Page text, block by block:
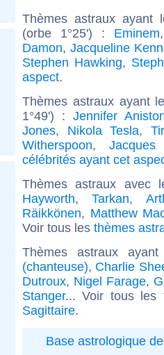
Thèmes astraux ayant
(orbe 1°25') : Eminem
Damon, Jacqueline
Stephen Hawking,
aspect.
Thèmes astraux ayant
1°49') : Jennifer
Jones, Nikola Tesla,
Witherspoon, Jacques
célébrités ayant cet
Thèmes astraux avec
Hayworth,Tarkan,
Räikkönen, Matthew
Voir tous les thèmes
Thèmes astraux
(chanteuse), Charlie
Dutroux, Nigel Farage,
Stanger... Voir tous les
Sagittaire.
Base astrologique